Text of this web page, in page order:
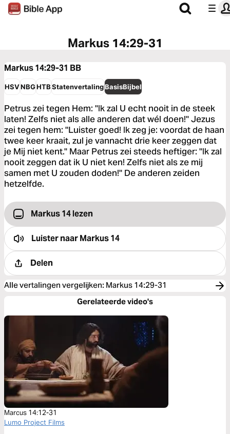
Markus 14:29-31
Markus 14:29-31 BB
HSVNBGHTBStatenvertalingBasisBijbel
Petrus zei tegen Hem: "Ik zal U echt nooit in de steek
laten! Zelfs niet als alle anderen dat wél doen!" Jezus
zei tegen hem: "Luister goed! Ik zeg je: voordat de haan
twee keer kraait, zul je vannacht drie keer zeggen dat
je Mij niet kent." Maar Petrus zei steeds heftiger: "Ik zal
nooit zeggen dat ik U niet ken! Zelfs niet als ze mij
samen met U zouden doden!" De anderen zeiden
hetzelfde.
Markus 14 lezen
Luister naarMarkus 14
Delen
Alle vertalingen vergelijken: Markus 14:29-31
Gerelateerde video's
Marcus 14:12-31
Lumo Project Films